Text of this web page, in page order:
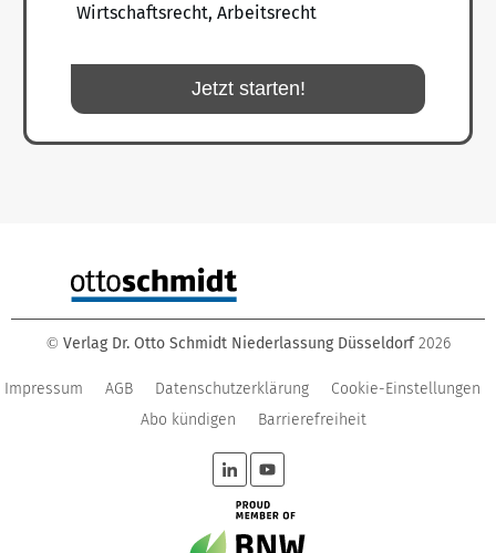
Wirtschaftsrecht, Arbeitsrecht
Jetzt starten!
© Verlag Dr. Otto Schmidt Niederlassung Düsseldorf 2026
Impressum AGB Datenschutzerklärung
Cookie-Einstellungen
Abo kündigen
Barrierefreiheit